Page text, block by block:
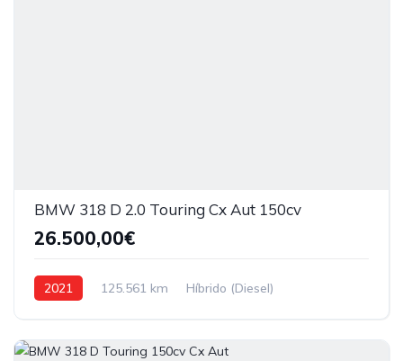
BMW 318 D 2.0 Touring Cx Aut 150cv
26.500,00€
2021 125.561 km
Híbrido (Diesel)